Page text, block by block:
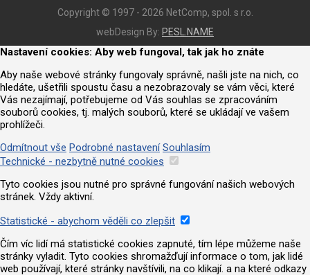
Copyright © 1997 - 2026 NetComp, spol. s r.o.
webDesign By: PESL.NAME
Nastavení cookies: Aby web fungoval, tak jak ho znáte
Aby naše webové stránky fungovaly správně, našli jste na nich, co
hledáte, ušetřili spoustu času a nezobrazovaly se vám věci, které
Vás nezajímají, potřebujeme od Vás souhlas se zpracováním
souborů cookies, tj. malých souborů, které se ukládají ve vašem
prohlížeči.
Odmítnout vše Podrobné nastavení Souhlasím
Technické - nezbytně nutné cookies
Tyto cookies jsou nutné pro správné fungování našich webových
stránek. Vždy aktivní.
Statistické - abychom věděli co zlepšit
Čím víc lidí má statistické cookies zapnuté, tím lépe můžeme naše
stránky vyladit. Tyto cookies shromažďují informace o tom, jak lidé
web používají, které stránky navštívili, na co klikají. a na které odkazy